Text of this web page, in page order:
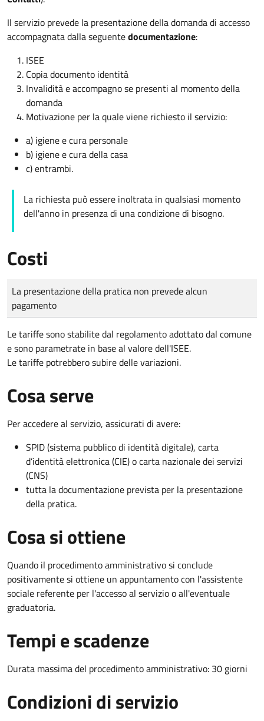
Il servizio prevede la presentazione della domanda di accesso
accompagnata dalla seguentedocumentazione:
ISEE
Copia documento identità
Invalidità e accompagno se presenti al momento della
domanda
Motivazione per la quale viene richiesto il servizio:
a) igiene e cura personale
b) igiene e cura della casa
c) entrambi.
La richiesta può essere inoltrata in qualsiasi momento
dell'anno in presenza di una condizione di bisogno.
Costi
Tipo di pagamento
Importo
La presentazione della pratica non prevede alcun
pagamento
Le tariffe sono stabilite dal regolamento adottato dal comune
e sono parametrate in base al valore dell'ISEE.
Le tariffe potrebbero subire delle variazioni.
Cosa serve
Per accedere al servizio, assicurati di avere:
SPID (sistema pubblico di identità digitale), carta
d’identità elettronica (CIE) o carta nazionale dei servizi
(CNS)
tutta la documentazione prevista per la presentazione
della pratica.
Cosa si ottiene
Quando il procedimento amministrativo si conclude
positivamente si ottiene un appuntamento con l'assistente
sociale referente per l'accesso al servizio o all'eventuale
graduatoria.
Tempi e scadenze
Durata massima del procedimento amministrativo: 30 giorni
Condizioni di servizio